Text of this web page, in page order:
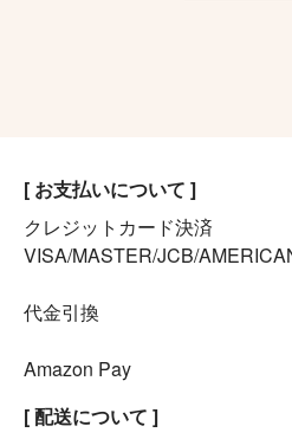
[ お支払いについて ]
クレジットカード決済
VISA/MASTER/JCB/
代金引換
Amazon Pay
[ 配送について ]